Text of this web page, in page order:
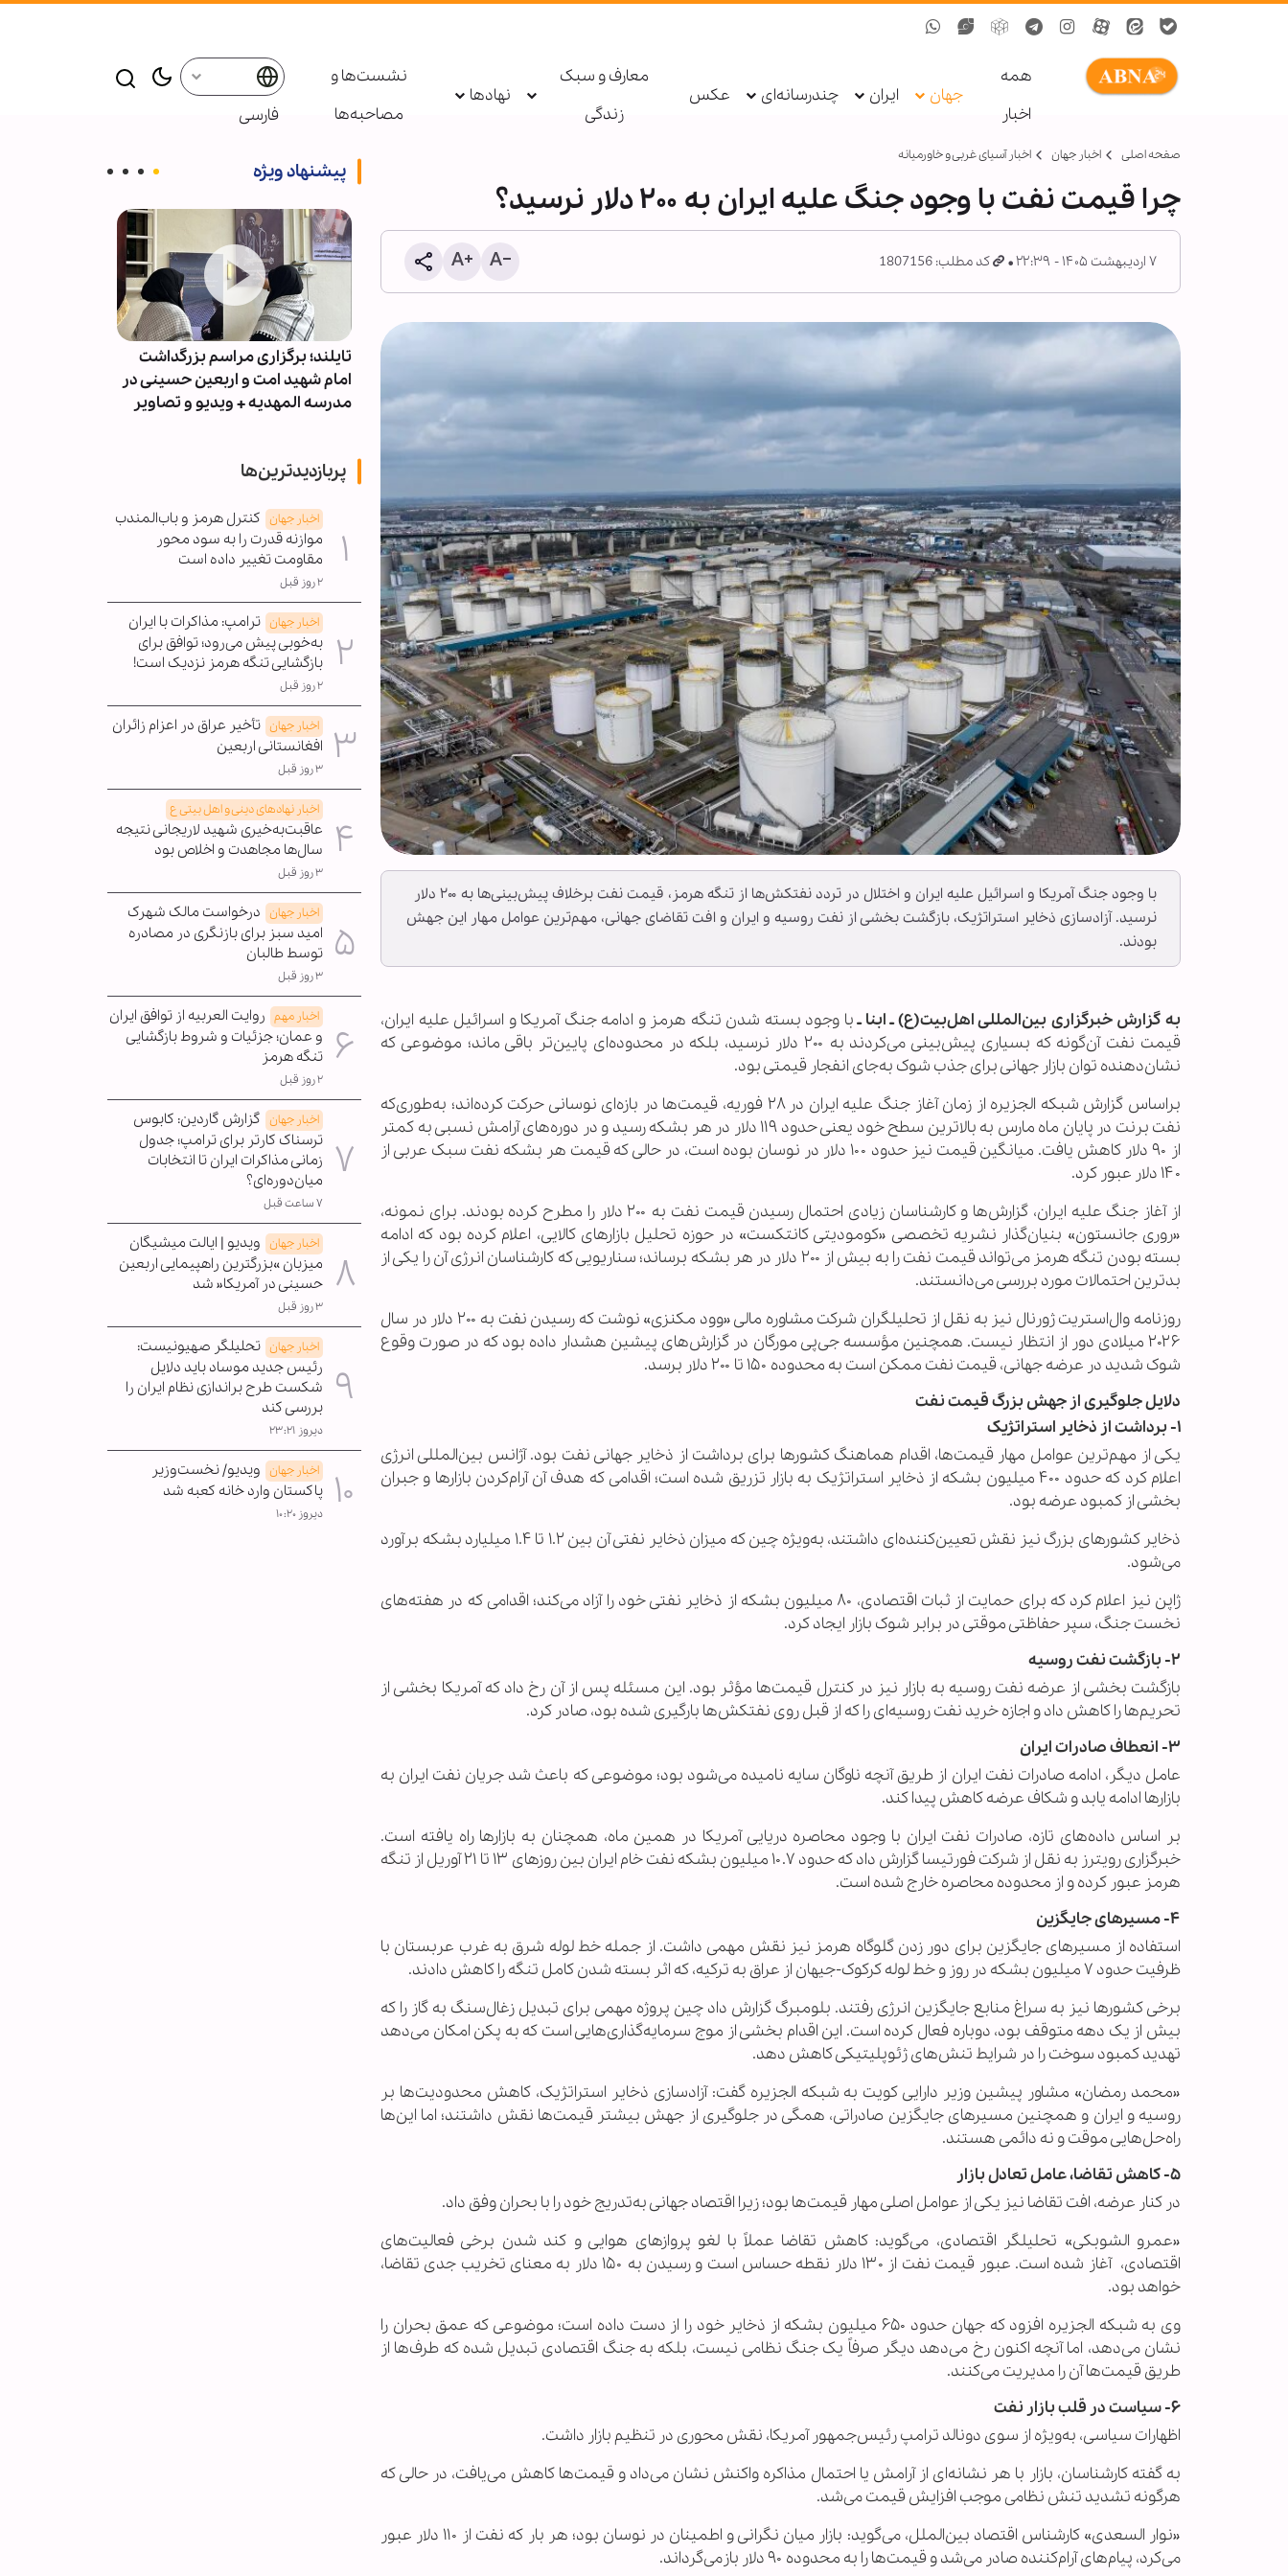
همه
اخبار
جهان ایران چندرسانه‌ای عکس
معارف و سبک
زندگی
نهادها
نشست‌ها و
مصاحبه‌ها
فارسی
صفحه اصلی اخبار جهان اخبار آسیای غربی و خاورمیانه
چرا قیمت نفت با وجود جنگ علیه ایران به ۲۰۰ دلار نرسید؟
۷ اردیبهشت ۱۴۰۵ - ۲۲:۳۹ کد مطلب: 1807156
با وجود جنگ آمریکا و اسرائیل علیه ایران و اختلال در تردد نفتکش‌ها از تنگه هرمز، قیمت نفت برخلاف پیش‌بینی‌ها به ۲۰۰ دلار
نرسید. آزادسازی ذخایر استراتژیک، بازگشت بخشی از نفت روسیه و ایران و افت تقاضای جهانی، مهم‌ترین عوامل مهار این جهش
بودند.
به گزارش خبرگزاری بین‌المللی اهل‌بیت(ع) ـ ابنا ـبا وجود بسته شدن تنگه هرمز و ادامه جنگ آمریکا و اسرائیل علیه ایران،
قیمت نفت آن‌گونه که بسیاری پیش‌بینی می‌کردند به ۲۰۰ دلار نرسید، بلکه در محدوده‌ای پایین‌تر باقی ماند؛ موضوعی که
نشان‌دهنده توان بازار جهانی برای جذب شوک به‌جای انفجار قیمتی بود.
براساس گزارش شبکه الجزیره از زمان آغاز جنگ علیه ایران در ۲۸ فوریه، قیمت‌ها در بازه‌ای نوسانی حرکت کرده‌اند؛ به‌طوری‌که
نفت برنت در پایان ماه مارس به بالاترین سطح خود یعنی حدود ۱۱۹ دلار در هر بشکه رسید و در دوره‌های آرامش نسبی به کمتر
از ۹۰ دلار کاهش یافت. میانگین قیمت نیز حدود ۱۰۰ دلار در نوسان بوده است، در حالی که قیمت هر بشکه نفت سبک عربی از
۱۴۰ دلار عبور کرد.
از آغاز جنگ علیه ایران، گزارش‌ها و کارشناسان زیادی احتمال رسیدن قیمت نفت به ۲۰۰ دلار را مطرح کرده بودند. برای نمونه،
«روری جانستون» بنیان‌گذار نشریه تخصصی «کومودیتی کانتکست» در حوزه تحلیل بازارهای کالایی، اعلام کرده بود که ادامه
بسته بودن تنگه هرمز می‌تواند قیمت نفت را به بیش از ۲۰۰ دلار در هر بشکه برساند؛ سناریویی که کارشناسان انرژی آن را یکی از
بدترین احتمالات مورد بررسی می‌دانستند.
روزنامه وال‌استریت ژورنال نیز به نقل از تحلیلگران شرکت مشاوره مالی «وود مکنزی» نوشت که رسیدن نفت به ۲۰۰ دلار در سال
۲۰۲۶ میلادی دور از انتظار نیست. همچنین مؤسسه جی‌پی مورگان در گزارش‌های پیشین هشدار داده بود که در صورت وقوع
شوک شدید در عرضه جهانی، قیمت نفت ممکن است به محدوده ۱۵۰ تا ۲۰۰ دلار برسد.
دلایل جلوگیری از جهش بزرگ قیمت نفت
۱- برداشت از ذخایر استراتژیک
یکی از مهم‌ترین عوامل مهار قیمت‌ها، اقدام هماهنگ کشورها برای برداشت از ذخایر جهانی نفت بود. آژانس بین‌المللی انرژی
اعلام کرد که حدود ۴۰۰ میلیون بشکه از ذخایر استراتژیک به بازار تزریق شده است؛ اقدامی که هدف آن آرام‌کردن بازارها و جبران
بخشی از کمبود عرضه بود.
ذخایر کشورهای بزرگ نیز نقش تعیین‌کننده‌ای داشتند، به‌ویژه چین که میزان ذخایر نفتی آن بین ۱.۲ تا ۱.۴ میلیارد بشکه برآورد
می‌شود.
ژاپن نیز اعلام کرد که برای حمایت از ثبات اقتصادی، ۸۰ میلیون بشکه از ذخایر نفتی خود را آزاد می‌کند؛ اقدامی که در هفته‌های
نخست جنگ، سپر حفاظتی موقتی در برابر شوک بازار ایجاد کرد.
۲- بازگشت نفت روسیه
بازگشت بخشی از عرضه نفت روسیه به بازار نیز در کنترل قیمت‌ها مؤثر بود. این مسئله پس از آن رخ داد که آمریکا بخشی از
تحریم‌ها را کاهش داد و اجازه خرید نفت روسیه‌ای را که از قبل روی نفتکش‌ها بارگیری شده بود، صادر کرد.
۳- انعطاف صادرات ایران
عامل دیگر، ادامه صادرات نفت ایران از طریق آنچه ناوگان سایه نامیده می‌شود بود؛ موضوعی که باعث شد جریان نفت ایران به
بازارها ادامه یابد و شکاف عرضه کاهش پیدا کند.
بر اساس داده‌های تازه، صادرات نفت ایران با وجود محاصره دریایی آمریکا در همین ماه، همچنان به بازارها راه یافته است.
خبرگزاری رویترز به نقل از شرکت فورتیسا گزارش داد که حدود ۱۰.۷ میلیون بشکه نفت خام ایران بین روزهای ۱۳ تا ۲۱ آوریل از تنگه
هرمز عبور کرده و از محدوده محاصره خارج شده است.
۴- مسیرهای جایگزین
استفاده از مسیرهای جایگزین برای دور زدن گلوگاه هرمز نیز نقش مهمی داشت. از جمله خط لوله شرق به غرب عربستان با
ظرفیت حدود ۷ میلیون بشکه در روز و خط لوله کرکوک-جیهان از عراق به ترکیه، که اثر بسته شدن کامل تنگه را کاهش دادند.
برخی کشورها نیز به سراغ منابع جایگزین انرژی رفتند. بلومبرگ گزارش داد چین پروژه مهمی برای تبدیل زغال‌سنگ به گاز را که
بیش از یک دهه متوقف بود، دوباره فعال کرده است. این اقدام بخشی از موج سرمایه‌گذاری‌هایی است که به پکن امکان می‌دهد
تهدید کمبود سوخت را در شرایط تنش‌های ژئوپلیتیکی کاهش دهد.
«محمد رمضان» مشاور پیشین وزیر دارایی کویت به شبکه الجزیره گفت: آزادسازی ذخایر استراتژیک، کاهش محدودیت‌ها بر
روسیه و ایران و همچنین مسیرهای جایگزین صادراتی، همگی در جلوگیری از جهش بیشتر قیمت‌ها نقش داشتند؛ اما این‌ها
راه‌حل‌هایی موقت و نه دائمی هستند.
۵- کاهش تقاضا، عامل تعادل بازار
در کنار عرضه، افت تقاضا نیز یکی از عوامل اصلی مهار قیمت‌ها بود؛ زیرا اقتصاد جهانی به‌تدریج خود را با بحران وفق داد.
«عمرو الشوبکی» تحلیلگر اقتصادی، می‌گوید: کاهش تقاضا عملاً با لغو پروازهای هوایی و کند شدن برخی فعالیت‌های
اقتصادی، آغاز شده است. عبور قیمت نفت از ۱۳۰ دلار نقطه حساس است و رسیدن به ۱۵۰ دلار به معنای تخریب جدی تقاضا،
خواهد بود.
وی به شبکه الجزیره افزود که جهان حدود ۶۵۰ میلیون بشکه از ذخایر خود را از دست داده است؛ موضوعی که عمق بحران را
نشان می‌دهد، اما آنچه اکنون رخ می‌دهد دیگر صرفاً یک جنگ نظامی نیست، بلکه به جنگ اقتصادی تبدیل شده که طرف‌ها از
طریق قیمت‌ها آن را مدیریت می‌کنند.
۶- سیاست در قلب بازار نفت
اظهارات سیاسی، به‌ویژه از سوی دونالد ترامپ رئیس‌جمهور آمریکا، نقش محوری در تنظیم بازار داشت.
به گفته کارشناسان، بازار با هر نشانه‌ای از آرامش یا احتمال مذاکره واکنش نشان می‌داد و قیمت‌ها کاهش می‌یافت، در حالی که
هرگونه تشدید تنش نظامی موجب افزایش قیمت می‌شد.
«نوار السعدی» کارشناس اقتصاد بین‌الملل، می‌گوید: بازار میان نگرانی و اطمینان در نوسان بود؛ هر بار که نفت از ۱۱۰ دلار عبور
می‌کرد، پیام‌های آرام‌کننده صادر می‌شد و قیمت‌ها را به محدوده ۹۰ دلار بازمی‌گرداند.
پیشنهاد ویژه
شیعه؛ از «کاغذ اخبار» ایران تا
«حدیقة الاخبار» لبنان
تایلند؛ برگزاری مراسم بزرگداشت
امام شهید امت و اربعین حسینی در
مدرسه المهدیه + ویدیو و تصاویر
پربازدیدترین‌ها
اخبار جهان کنترل هرمز و باب‌المندب
موازنه قدرت را به سود محور
مقاومت تغییر داده است
۲ روز قبل
اخبار جهان ترامپ: مذاکرات با ایران
به‌خوبی پیش می‌رود؛ توافق برای
بازگشایی تنگه هرمز نزدیک است!
۲ روز قبل
اخبار جهان تأخیر عراق در اعزام زائران
افغانستانی اربعین
۳ روز قبل
اخبار نهادهای دینی و اهل بیتی ع
عاقبت‌به‌خیری شهید لاریجانی نتیجه
سال‌ها مجاهدت و اخلاص بود
۳ روز قبل
اخبار جهان درخواست مالک شهرک
امید سبز برای بازنگری در مصادره
توسط طالبان
۳ روز قبل
اخبار مهم روایت العربیه از توافق ایران
و عمان؛ جزئیات و شروط بازگشایی
تنگه هرمز
۲ روز قبل
اخبار جهان گزارش گاردین: کابوس
ترسناک کارتر برای ترامپ؛ جدول
زمانی مذاکرات ایران تا انتخابات
میان‌دوره‌ای؟
۷ ساعت قبل
اخبار جهان ویدیو | ایالت میشیگان
میزبان »بزرگترین راهپیمایی اربعین
حسینی در آمریکا« شد
۳ روز قبل
اخبار جهان تحلیلگر صهیونیست:
رئیس جدید موساد باید دلایل
شکست طرح براندازی نظام ایران را
بررسی کند
دیروز ۲۳:۲۱
اخبار جهان ویدیو/ نخست‌وزیر
پاکستان وارد خانه کعبه شد
دیروز ۱۰:۲۰